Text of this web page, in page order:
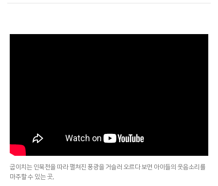
굽이치는 인북천을 따라 펼쳐진 풍광을 거슬러 오르다 보면 아이들의 웃음소리를
마주할 수 있는 곳,